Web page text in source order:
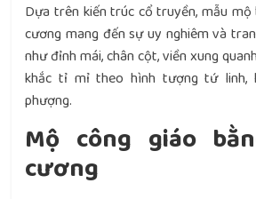
Dựa trên kiến trúc cổ truyền, mẫu mộ
cương mang đến sự uy nghiêm và
như đỉnh mái, chân cột, viền xung
khắc tỉ mỉ theo hình tượng tứ linh,
phượng.
Mộ công giáo
cương